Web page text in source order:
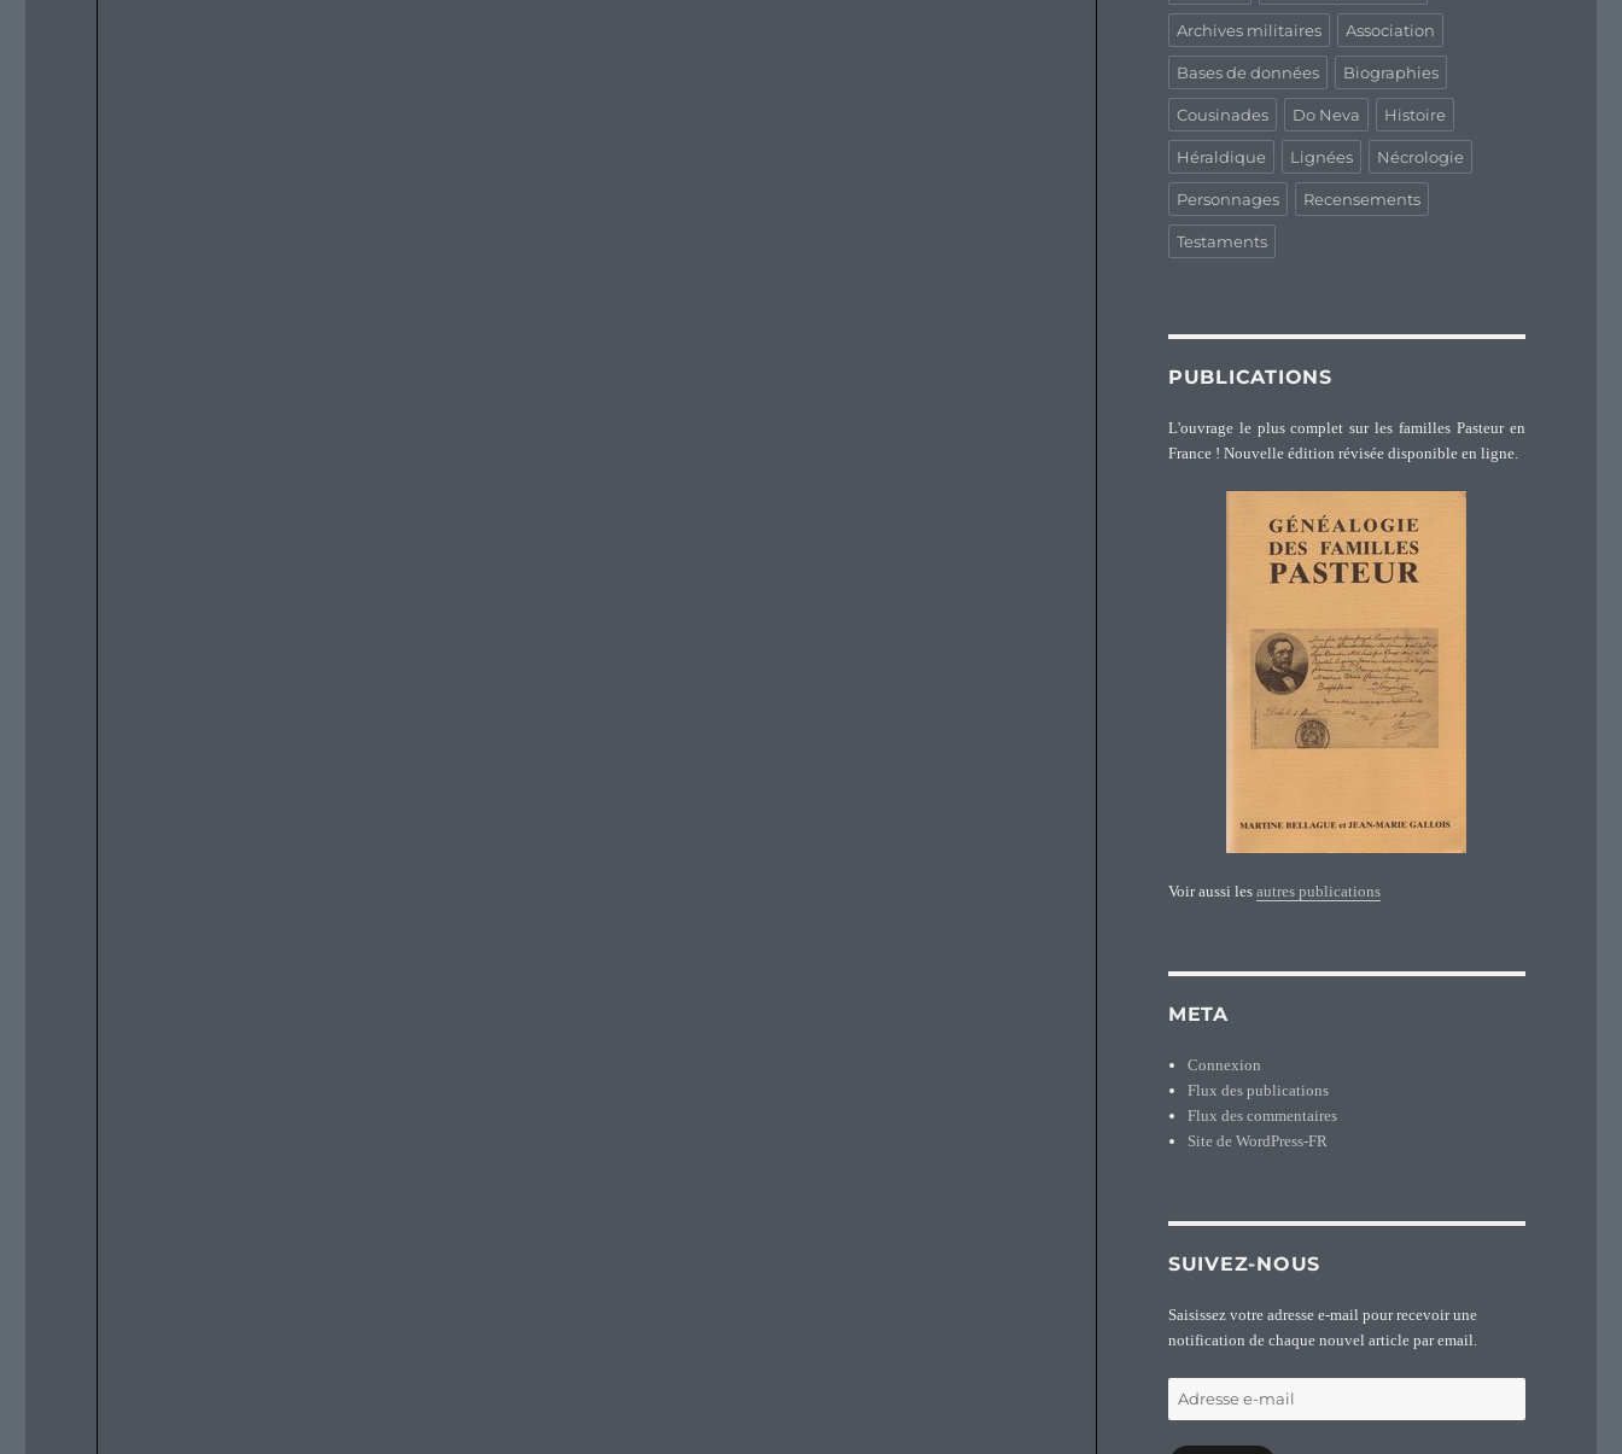
Archives militaires Association
Bases de données Biographies
Cousinades Do Neva Histoire
Héraldique Lignées Nécrologie
Personnages Recensements
Testaments
PUBLICATIONS
L'ouvrage le plus complet sur les familles Pasteur en
France ! Nouvelle édition révisée disponible en ligne.
Voir aussi les autres publications
META
Connexion
Flux des publications
Flux des commentaires
Site de WordPress-FR
SUIVEZ-NOUS
Saisissez votre adresse e-mail pour recevoir une
notification de chaque nouvel article par email.
Adresse
e-